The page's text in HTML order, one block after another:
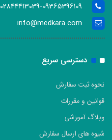
02844413039-09365396109- 02844413013
info@medkara.com
دسترسی سریع
نحوه ثبت سفارش
قوانین و مقررات
وبلاگ آموزشی
شیوه های ارسال سفارش